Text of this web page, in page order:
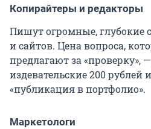
Копирайтеры и редакторы
Пишут огромные, глубокие
и сайтов. Цена вопроса,
предлагают за «проверку»,
издевательские 200 рублей
«публикация в портфолио».
Маркетологи